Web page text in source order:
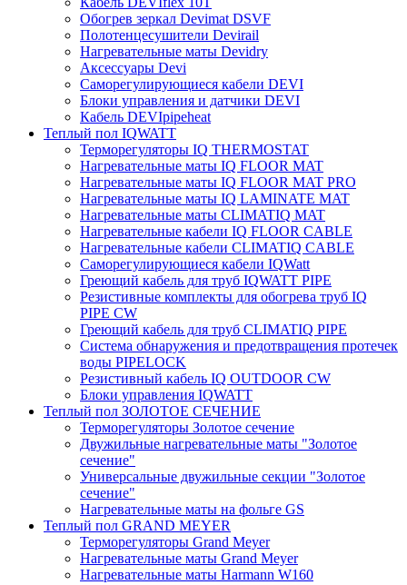
Обогрев зеркал Devimat DSVF
Полотенцесушители Devirail
Нагревательные маты Devidry
Аксессуары Devi
Саморегулирующиеся кабели DEVI
Блоки управления и датчики DEVI
Кабель DEVIpipeheat
Теплый пол IQWATT
Терморегуляторы IQ THERMOSTAT
Нагревательные маты IQ FLOOR MAT
Нагревательные маты IQ FLOOR MAT PRO
Нагревательные маты IQ LAMINATE MAT
Нагревательные маты CLIMATIQ MAT
Нагревательные кабели IQ FLOOR CABLE
Нагревательные кабели CLIMATIQ CABLE
Саморегулирующиеся кабели IQWatt
Греющий кабель для труб IQWATT PIPE
Резистивные комплекты для обогрева труб IQ
PIPE CW
Греющий кабель для труб CLIMATIQ PIPE
Система обнаружения и предотвращения протечек
воды PIPELOCK
Резистивный кабель IQ OUTDOOR CW
Блоки управления IQWATT
Теплый пол ЗОЛОТОЕ СЕЧЕНИЕ
Терморегуляторы Золотое сечение
Двужильные нагревательные маты "Золотое
сечение"
Универсальные двужильные секции "Золотое
сечение"
Нагревательные маты на фольге GS
Теплый пол GRAND MEYER
Терморегуляторы Grand Meyer
Нагревательные маты Grand Meyer
Нагревательные маты Harmann W160